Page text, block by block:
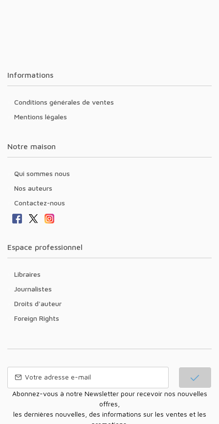
Informations
Conditions générales de ventes
Mentions légales
Notre maison
Qui sommes nous
Nos auteurs
Contactez-nous
Espace professionnel
Libraires
Journalistes
Droits d'auteur
Foreign Rights
Abonnez-vous à notre Newsletter pour recevoir nos nouvelles
offres,
les dernières nouvelles, des informations sur les ventes et les